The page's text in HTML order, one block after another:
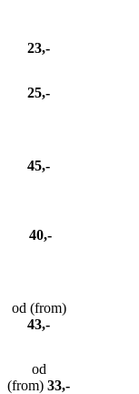
23,-
25,-
45,-
40,-
od (from)
43,-
od
(from) 33,-